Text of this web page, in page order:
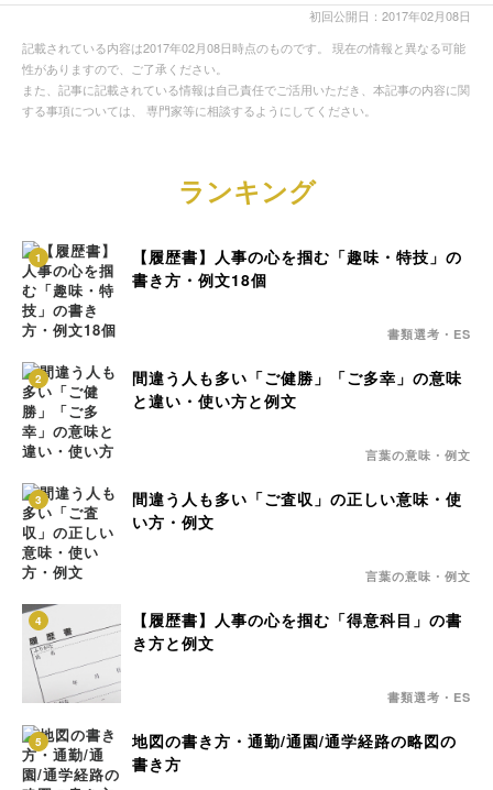
初回公開日：2017年02月08日
記載されている内容は2017年02月08日時点のものです。 現在の情報と異なる可能
性がありますので、ご了承ください。
また、記事に記載されている情報は自己責任でご活用いただき、本記事の内容に関
する事項については、 専門家等に相談するようにしてください。
ランキング
1
【履歴書】人事の心を掴む「趣味・特技」の
書き方・例文18個
書類選考・ES
2
間違う人も多い「ご健勝」「ご多幸」の意味
と違い・使い方と例文
言葉の意味・例文
3
間違う人も多い「ご査収」の正しい意味・使
い方・例文
言葉の意味・例文
4
【履歴書】人事の心を掴む「得意科目」の書
き方と例文
書類選考・ES
5
地図の書き方・通勤/通園/通学経路の略図の
書き方